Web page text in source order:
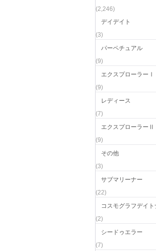
(2,246)
デイデイト
(3)
パーペチュアル
(9)
エクスプローラーⅠ
(9)
レディース
(7)
エクスプローラーⅡ
(9)
その他
(3)
サブマリーナー
(22)
コスモグラフデイト
(2)
シードゥエラー
(7)